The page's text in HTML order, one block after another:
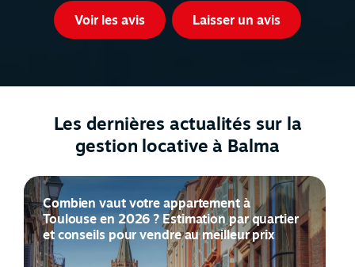
Voir les avis Laisser un avis
Les dernières actualités sur la
gestion locative à Balma
Combien vaut votre appartement à
Toulouse en 2026 ? Estimation par quartier
et conseils pour vendre au meilleur prix